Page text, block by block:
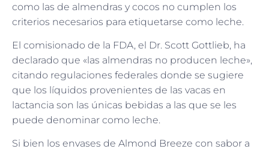
como las de almendras y cocos no cumplen los
criterios necesarios para etiquetarse como leche.
El comisionado de la FDA, el Dr. Scott Gottlieb, ha
declarado que «las almendras no producen leche»,
citando regulaciones federales donde se sugiere
que los líquidos provenientes de las vacas en
lactancia son las únicas bebidas a las que se les
puede denominar como leche.
Si bien los envases de Almond Breeze con sabor a